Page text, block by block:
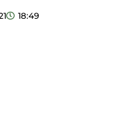
18:49